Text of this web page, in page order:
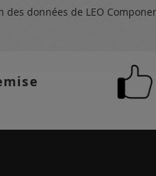
des données de LEO